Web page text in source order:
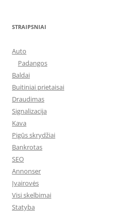
STRAIPSNIAI
Auto
Padangos
Baldai
Buitiniai prietaisai
Draudimas
Signalizacija
Kava
Pigūs skrydžiai
Bankrotas
SEO
Annonser
Įvairovės
Visi skelbimai
Statyba